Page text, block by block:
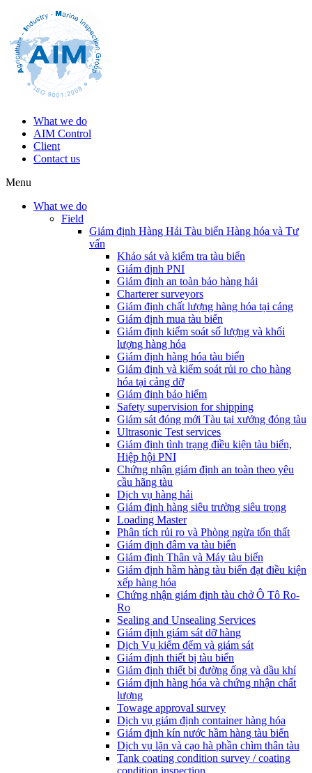
What we do
AIM Control
Client
Contact us
Menu
What we do
Field
Giám định Hàng Hải Tàu biển Hàng hóa và Tư
vấn
Khảo sát và kiểm tra tàu biển
Giám định PNI
Giám định an toàn bảo hàng hải
Charterer surveyors
Giám định chất lượng hàng hóa tại cảng
​Giám định mua tàu biển
Giám định kiểm soát số lượng và khối
lượng hàng hóa
Giám định hàng hóa tàu biển
Giám định và kiểm soát rủi ro cho hàng
hóa tại cảng dỡ
Giám định bảo hiểm
Safety supervision for shipping
Giám sát đóng mới Tàu tại xưởng đóng tàu
Ultrasonic Test services
Giám định tình trạng điều kiện tàu biển,
Hiệp hội PNI
Chứng nhận giám định an toàn theo yêu
cầu hãng tàu
Dịch vụ hàng hải
Giám định hàng siêu trường siêu trọng
Loading Master
Phân tích rủi ro và Phòng ngừa tổn thất
​Giám định đâm va tàu biển
Giám định Thân và Máy tàu biển
​Giám định hầm hàng tàu biển đạt điều kiện
xếp hàng hóa
Chứng nhận giám định tàu chở Ô Tô Ro-
Ro
Sealing and Unsealing Services
Giám định giám sát dỡ hàng
Dịch Vụ kiểm đếm và giám sát
Giám định thiết bị tàu biển
Giám định thiết bị đường ống và dầu khí
Giám định hàng hóa và chứng nhận chất
lượng
Towage approval survey
Dịch vụ giám định container hàng hóa
Giám định kín nước hầm hàng tàu biển
Dịch vụ lặn và cạo hà phần chìm thân tàu
Tank coating condition survey / coating